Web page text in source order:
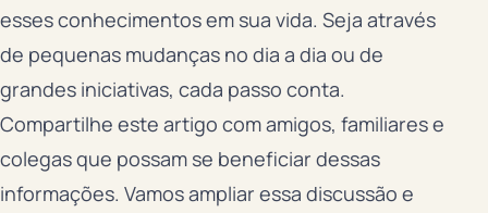
esses conhecimentos em sua vida. Seja através
de pequenas mudanças no dia a dia ou de
grandes iniciativas, cada passo conta.
Compartilhe este artigo com amigos, familiares e
colegas que possam se beneficiar dessas
informações. Vamos ampliar essa discussão e